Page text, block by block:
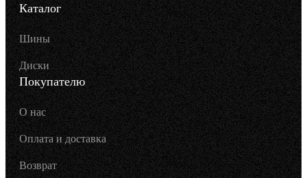
Каталог
Шины
Диски
Покупателю
О нас
Оплата и доставка
Возврат